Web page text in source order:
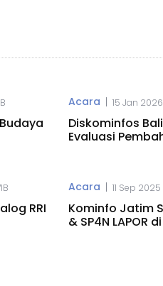
Acara | 15 Jan 2026
Diskominfos
Evaluasi
RRI
Acara | 11 Sep
Kominfo Jatim
& SP4N LAPOR